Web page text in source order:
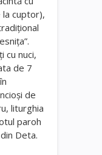
cuptor),
cu nuci,
de 7
de
liturghia
paroh
Deta.